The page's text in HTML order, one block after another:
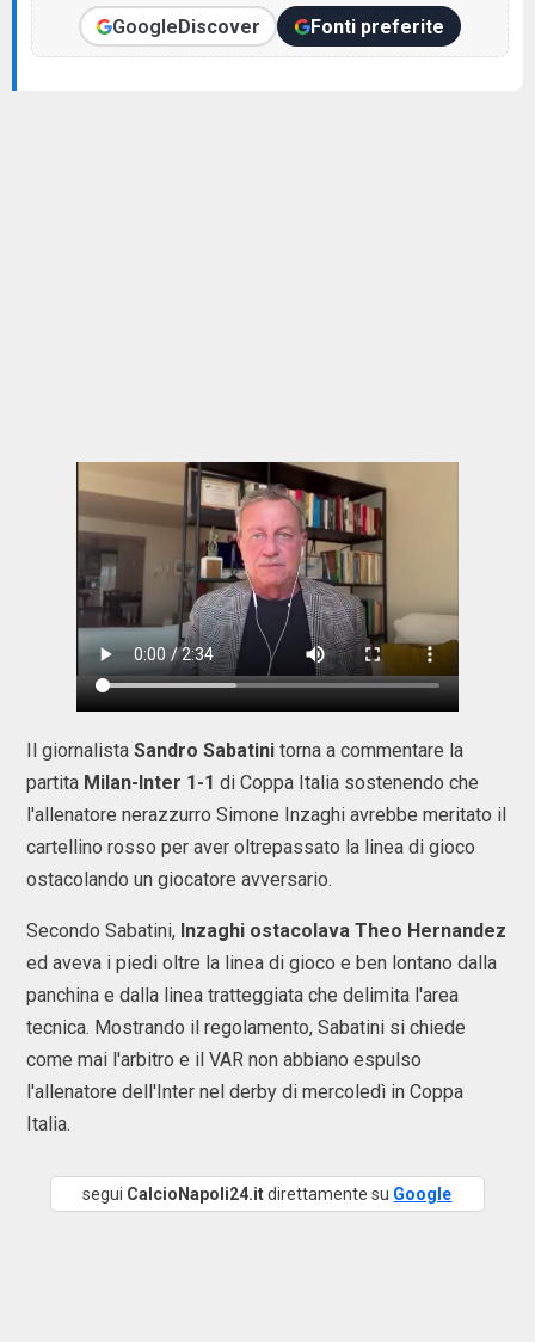
GoogleDiscover Fonti preferite
Il giornalista Sandro Sabatini torna a commentare la
partita Milan-Inter 1-1 di Coppa Italia sostenendo che
l'allenatore nerazzurro Simone Inzaghi avrebbe meritato il
cartellino rosso per aver oltrepassato la linea di gioco
ostacolando un giocatore avversario.
Secondo Sabatini, Inzaghi ostacolava Theo Hernandez
ed aveva i piedi oltre la linea di gioco e ben lontano dalla
panchina e dalla linea tratteggiata che delimita l'area
tecnica. Mostrando il regolamento, Sabatini si chiede
come mai l'arbitro e il VAR non abbiano espulso
l'allenatore dell'Inter nel derby di mercoledì in Coppa
Italia.
segui CalcioNapoli24.itdirettamente su Google